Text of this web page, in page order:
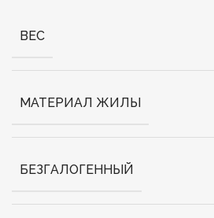
ВЕС
МАТЕРИАЛ ЖИЛЫ
БЕЗГАЛОГЕННЫЙ